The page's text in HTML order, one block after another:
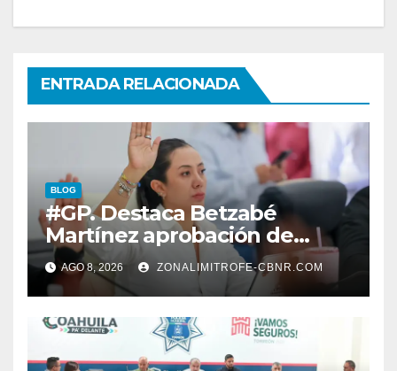
ENTRADA RELACIONADA
BLOG
#GP. Destaca Betzabé
Martínez aprobación de
nuevas normas para
fortalecer la ética y
transparencia*
AGO 8, 2026 ZONALIMITROFE-CBNR.COM